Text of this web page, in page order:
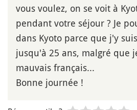
vous voulez, on se voit à
pendant votre séjour ? Je
dans Kyoto parce que j'y
jusqu'à 25 ans, malgré que
mauvais français...
Bonne journée !